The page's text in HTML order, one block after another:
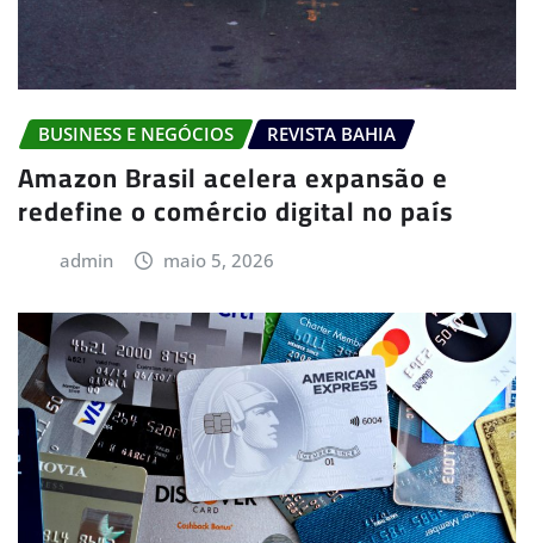
BUSINESS E NEGÓCIOS REVISTA BAHIA
Amazon Brasil acelera expansão e
redefine o comércio digital no país
admin maio 5, 2026